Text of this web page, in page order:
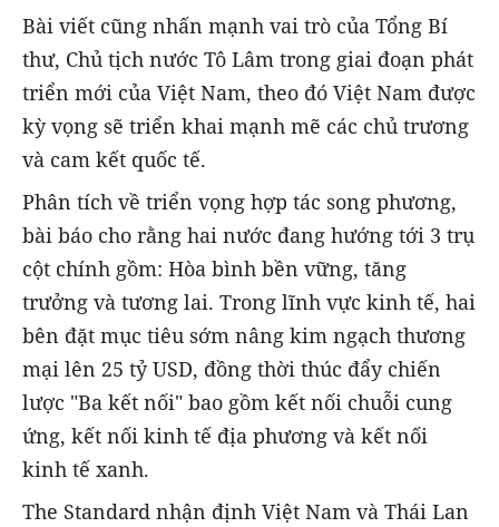
Bài viết cũng nhấn mạnh vai trò của Tổng Bí
thư, Chủ tịch nước Tô Lâm trong giai đoạn phát
triển mới của Việt Nam, theo đó Việt Nam được
kỳ vọng sẽ triển khai mạnh mẽ các chủ trương
và cam kết quốc tế.
Phân tích về triển vọng hợp tác song phương,
bài báo cho rằng hai nước đang hướng tới 3 trụ
cột chính gồm: Hòa bình bền vững, tăng
trưởng và tương lai. Trong lĩnh vực kinh tế, hai
bên đặt mục tiêu sớm nâng kim ngạch thương
mại lên 25 tỷ USD, đồng thời thúc đẩy chiến
lược "Ba kết nối" bao gồm kết nối chuỗi cung
ứng, kết nối kinh tế địa phương và kết nối
kinh tế xanh.
The Standard nhận định Việt Nam và Thái Lan